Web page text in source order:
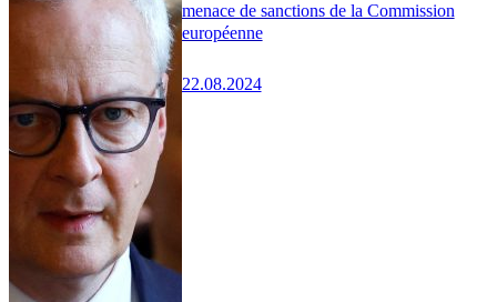
menace de sanctions de la Commission
européenne
22.08.2024